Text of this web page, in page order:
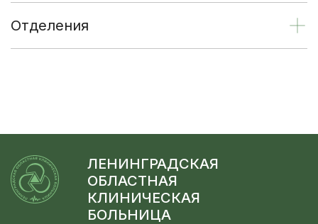
Отделения
ЛЕНИНГРАДСКАЯ
ОБЛАСТНАЯ
КЛИНИЧЕСКАЯ
БОЛЬНИЦА